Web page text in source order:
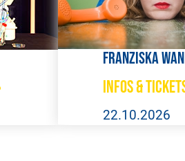
Franziska
Infos &
22.10.2026